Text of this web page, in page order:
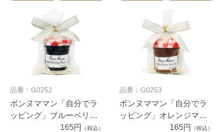
品番：G0252
ボンヌママン「自分でラ
ッピング」ブルーベリー
プチジャム（1セット）
165円 （税込）
品番：G0253
ボンヌママン「自分でラ
ッピング」オレンジマー
マレードプチジャム（1セ
165円 （税込）